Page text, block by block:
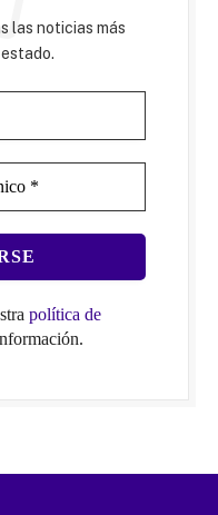
las noticias más
política de